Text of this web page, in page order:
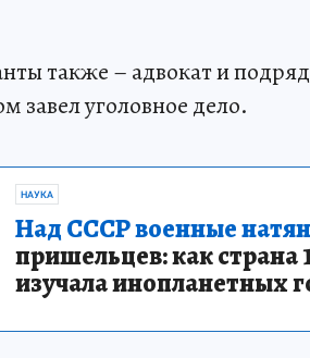
также – адвокат и
завел уголовное дело.
НАУКА
Над СССР военные
пришельцев: как страна
изучала инопланетных